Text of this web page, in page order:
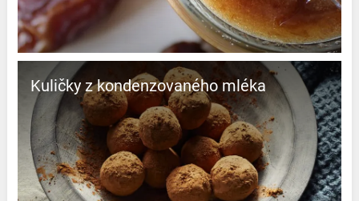
Kuličky z kondenzovaného mléka